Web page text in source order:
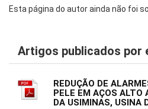
Esta página do autor ainda não foi
Artigos publicados por
REDUÇÃO DE
PELE EM AÇOS ALTO
DA USIMINAS, USINA